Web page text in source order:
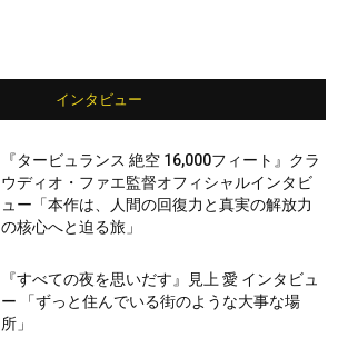
インタビュー
『タービュランス 絶空 16,000フィート』クラ
ウディオ・ファエ監督オフィシャルインタビ
ュー「本作は、人間の回復力と真実の解放力
の核心へと迫る旅」
『すべての夜を思いだす』見上 愛 インタビュ
ー 「ずっと住んでいる街のような大事な場
所」